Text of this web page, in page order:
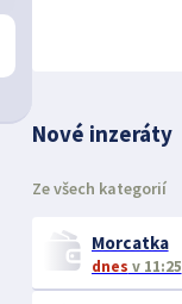
Nové inzeráty
Ze všech kategorií
Morcatka
dnes v 11:25